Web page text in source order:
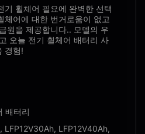
기 휠체어 필요에 완벽한 선택
체어에 대한 번거로움이 없고
원을 제공합니다.. 모델의 우
오늘 전기 휠체어 배터리 사
경험!
배터리
LFP12V30Ah, LFP12V40Ah,